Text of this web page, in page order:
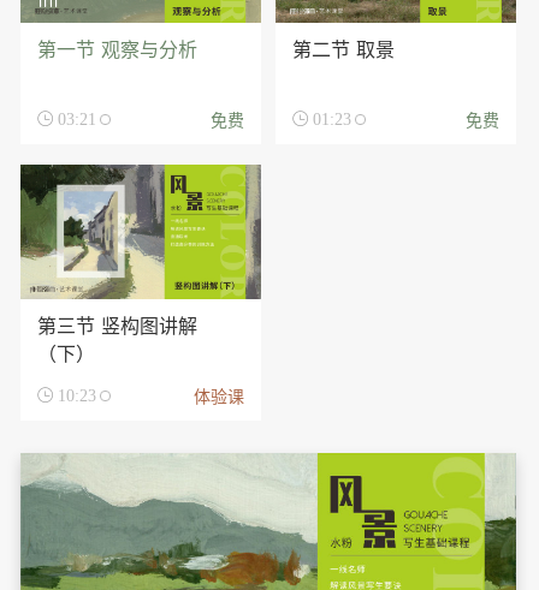
第一节 观察与分析
 03:21 免费
第二节 取景
 01:23 免费
第三节 竖构图讲解
（下）
 10:23 体验课